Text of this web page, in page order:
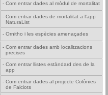
- Com entrar dades al mòdul de mortalitat
- Com entrar dades de mortalitat a l'app
NaturaList
- Ornitho i les espècies amenaçades
- Com entrar dades amb localitzacions
precises
- Com entrar llistes estàndard des de la
app
- Com entrar dades al projecte Colònies
de Falciots